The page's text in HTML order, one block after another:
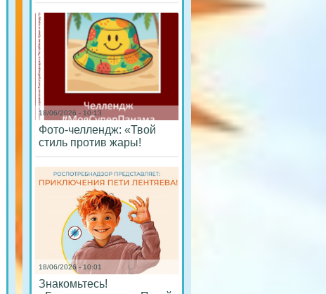
18/06/2026 - 10:13
Фото-челлендж: «Твой
стиль против жары!
18/06/2026 - 10:01
Знакомьтесь!